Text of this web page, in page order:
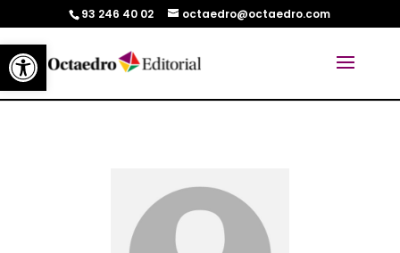
Abrir barra de herramientas
93 246 40 02 octaedro@octaedro.com